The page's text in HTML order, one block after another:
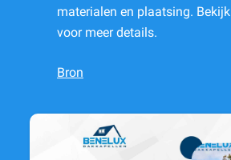
materialen en plaatsing. Bekijk
voor meer details.
Bron